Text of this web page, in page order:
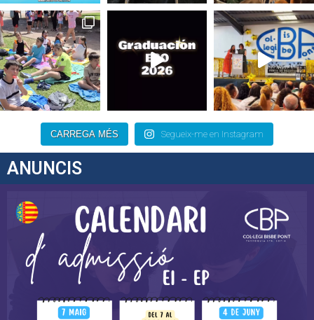
CARREGA MÉS Segueix-me en Instagram
ANUNCIS